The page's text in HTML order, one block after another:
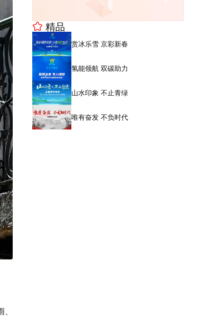
精品
赏冰乐雪 京彩新春
氢能领航 双碳助力
山水印象 不止青绿
唯有奋发 不负时代